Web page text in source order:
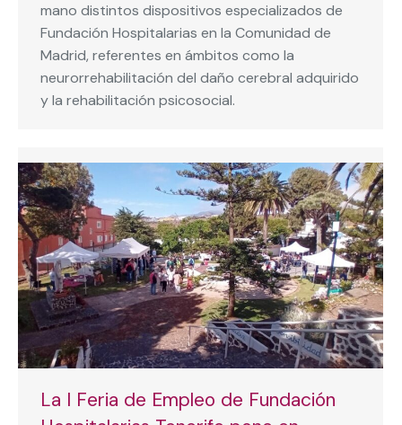
mano distintos dispositivos especializados de
Fundación Hospitalarias en la Comunidad de
Madrid, referentes en ámbitos como la
neurorrehabilitación del daño cerebral adquirido
y la rehabilitación psicosocial.
La I Feria de Empleo de Fundación